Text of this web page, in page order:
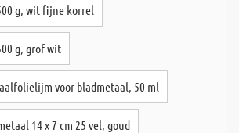
g, wit fijne korrel
g, grof wit
voor bladmetaal, 50 ml
14 x 7 cm 25 vel, goud